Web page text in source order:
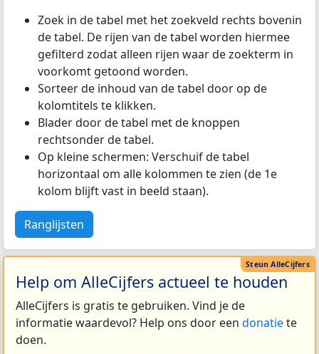
Zoek in de tabel met het zoekveld rechts bovenin
de tabel. De rijen van de tabel worden hiermee
gefilterd zodat alleen rijen waar de zoekterm in
voorkomt getoond worden.
Sorteer de inhoud van de tabel door op de
kolomtitels te klikken.
Blader door de tabel met de knoppen
rechtsonder de tabel.
Op kleine schermen: Verschuif de tabel
horizontaal om alle kolommen te zien (de 1e
kolom blijft vast in beeld staan).
Ranglijsten
Help om AlleCijfers actueel te houden
AlleCijfers is gratis te gebruiken. Vind je de
informatie waardevol? Help ons door een donatiete
doen.